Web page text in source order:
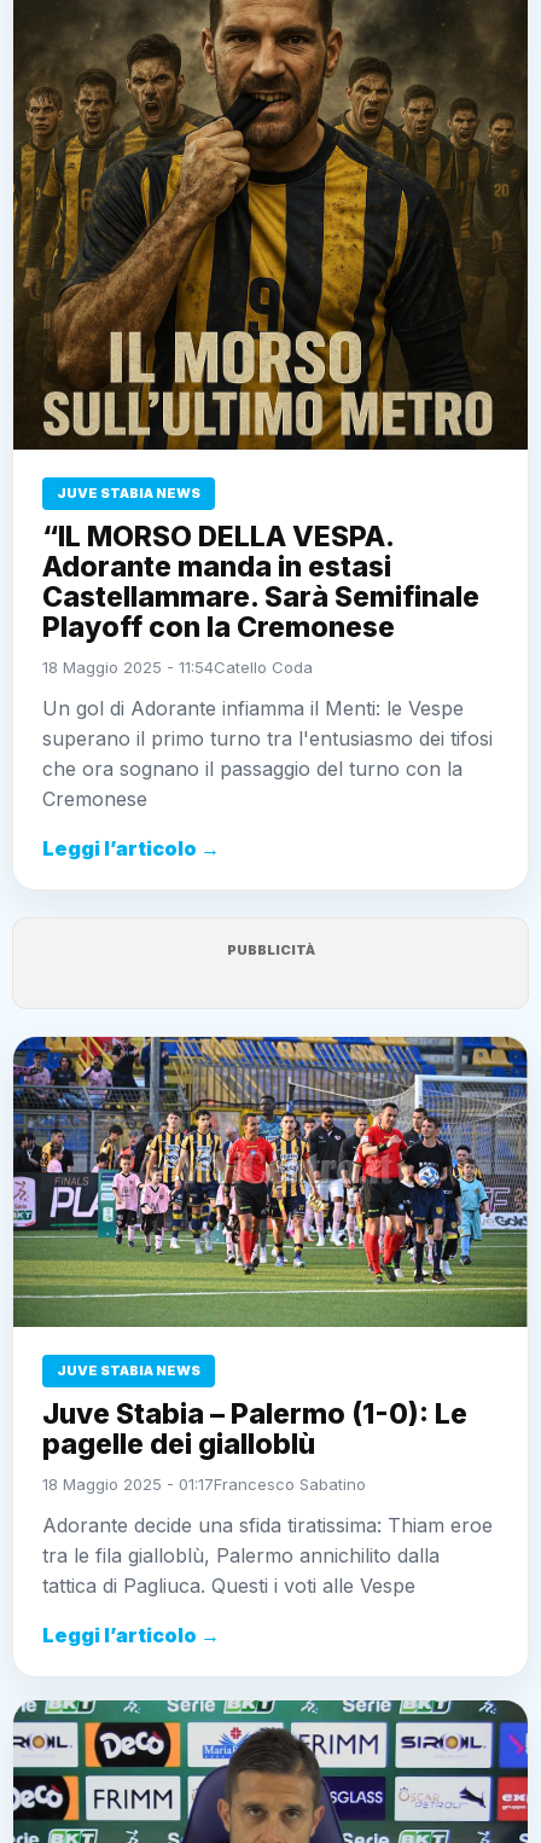
JUVE STABIA NEWS
“IL MORSO DELLA VESPA.
Adorante manda in estasi
Castellammare. Sarà Semifinale
Playoff con la Cremonese
18 Maggio 2025 - 11:54Catello Coda
Un gol di Adorante infiamma il Menti: le Vespe
superano il primo turno tra l'entusiasmo dei tifosi
che ora sognano il passaggio del turno con la
Cremonese
Leggi l’articolo →
PUBBLICITÀ
JUVE STABIA NEWS
Juve Stabia – Palermo (1-0): Le
pagelle dei gialloblù
18 Maggio 2025 - 01:17Francesco Sabatino
Adorante decide una sfida tiratissima: Thiam eroe
tra le fila gialloblù, Palermo annichilito dalla
tattica di Pagliuca. Questi i voti alle Vespe
Leggi l’articolo →